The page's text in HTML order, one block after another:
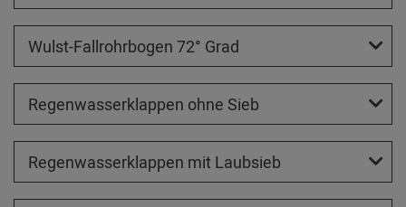
Wulst-Fallrohrbogen 72° Grad
Regenwasserklappen ohne Sieb
Regenwasserklappen mit Laubsieb